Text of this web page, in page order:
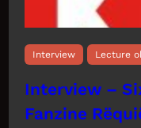
Interview Lecture
Interview –
Fanzine